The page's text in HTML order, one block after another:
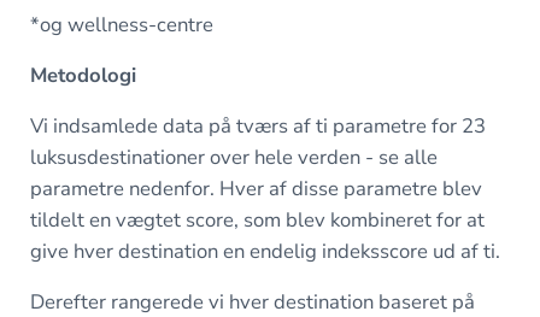
*og wellness-centre
Metodologi
Vi indsamlede data på tværs af ti parametre for 23
luksusdestinationer over hele verden - se alle
parametre nedenfor. Hver af disse parametre blev
tildelt en vægtet score, som blev kombineret for at
give hver destination en endelig indeksscore ud af ti.
Derefter rangerede vi hver destination baseret på